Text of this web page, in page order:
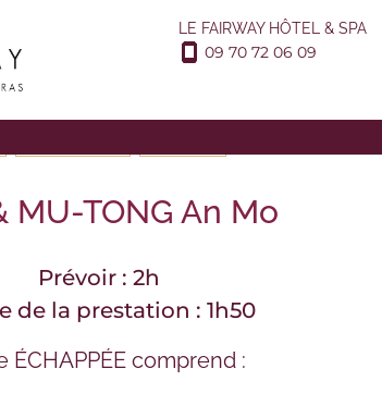
LE FAIRWAY HÔTEL & SPA
09 70 72 06 09
MU-TONG An Mo
Prévoir : 2h
de la prestation : 1h50
ÉCHAPPÉE comprend :